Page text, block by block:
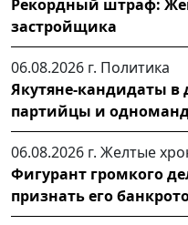
Рекордный штраф:
застройщика
06.08.2026 г. Политика
Якутяне-кандидаты в
партийцы и
06.08.2026 г. Желтые
Фигурант громкого
признать его